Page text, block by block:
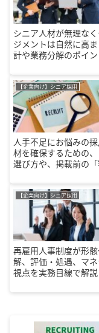
シニア人材が無理な
ジメントは自然に高
計や業務分解のポイン
【企業向け】シニア採用
人手不足にお悩みの
材を確保するための
選び方や、掲載前の
ょう。
【企業向け】シニア採用
再雇用人事制度が形
解、評価・処遇、マ
視点を実務目線で解説